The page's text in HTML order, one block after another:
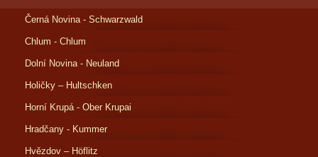
Černá Novina - Schwarzwald
Chlum - Chlum
Dolní Novina - Neuland
Holičky – Hultschken
Horní Krupá - Ober Krupai
Hradčany - Kummer
Hvězdov – Höflitz